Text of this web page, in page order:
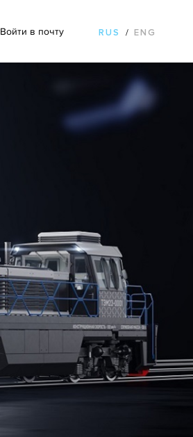
Войти в почту RUS / ENG